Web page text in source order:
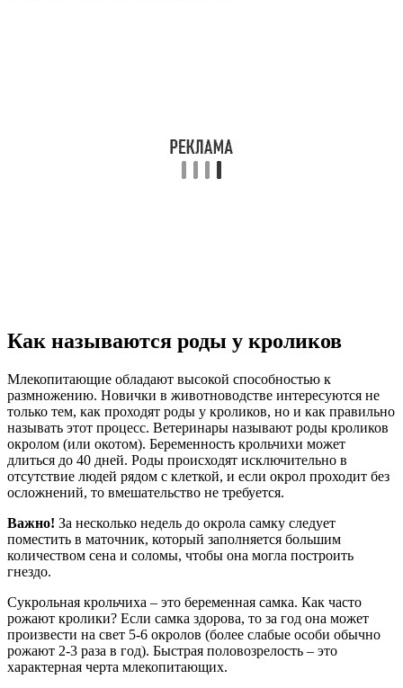
Как называются роды у кроликов
Млекопитающие обладают высокой способностью к
размножению. Новички в животноводстве интересуются не
только тем, как проходят роды у кроликов, но и как правильно
называть этот процесс. Ветеринары называют роды кроликов
окролом (или окотом). Беременность крольчихи может
длиться до 40 дней. Роды происходят исключительно в
отсутствие людей рядом с клеткой, и если окрол проходит без
осложнений, то вмешательство не требуется.
Важно! За несколько недель до окрола самку следует
поместить в маточник, который заполняется большим
количеством сена и соломы, чтобы она могла построить
гнездо.
Сукрольная крольчиха – это беременная самка. Как часто
рожают кролики? Если самка здорова, то за год она может
произвести на свет 5-6 окролов (более слабые особи обычно
рожают 2-3 раза в год). Быстрая половозрелость – это
характерная черта млекопитающих.